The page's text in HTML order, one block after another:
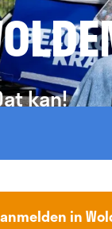
kan!
in